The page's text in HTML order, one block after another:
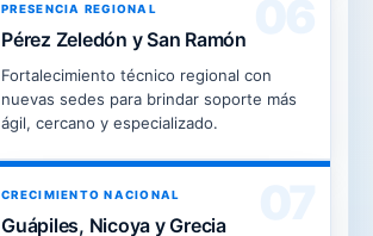
PRESENCIA REGIONAL
Pérez Zeledón y San Ramón
Fortalecimiento técnico regional con
nuevas sedes para brindar soporte más
ágil, cercano y especializado.
CRECIMIENTO NACIONAL
Guápiles, Nicoya y Grecia